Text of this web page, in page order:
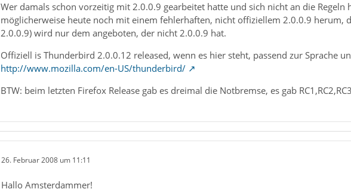
Wer damals schon vorzeitig mit 2.0.0.9 gearbeitet hatte und sich nicht an die
möglicherweise heute noch mit einem fehlerhaften, nicht offiziellem 2.0.0.9 herum,
2.0.0.9) wird nur dem angeboten, der nicht 2.0.0.9 hat.
Offiziell is Thunderbird 2.0.0.12 released, wenn es hier steht, passend zur Sprache
http://www.mozilla.com/en-US/thunderbird/
BTW: beim letzten Firefox Release gab es dreimal die Notbremse, es gab
26. Februar 2008 um 11:11
Hallo Amsterdammer!